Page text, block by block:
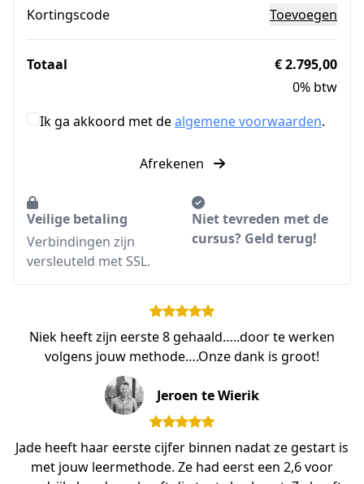
Kortingscode Toevoegen
Totaal
€ 2.795,00
0% btw
Ik ga akkoord met dealgemene voorwaarden.
Afrekenen
Veilige betaling
Verbindingen zijn
versleuteld met SSL.
Niet tevreden met de
cursus? Geld terug!
Niek heeft zijn eerste 8 gehaald…..door te werken
volgens jouw methode….Onze dank is groot!
Jeroen te Wierik
Jade heeft haar eerste cijfer binnen nadat ze gestart is
met jouw leermethode. Ze had eerst een 2,6 voor